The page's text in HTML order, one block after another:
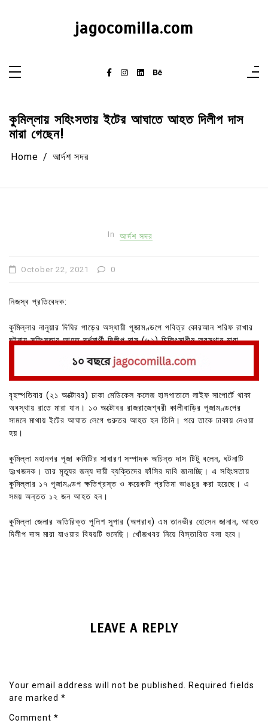
jagocomilla.com
কুমিল্লায় সহিংসতায় ইটের আঘাতে আহত দিলীপ দাস
মারা গেছেন!
Home আর্দশ সদর
In আর্দশ সদর
October 22, 2021 0
নিজস্ব প্রতিবেদক:
কুমিল্লার নানুয়ার দিঘির পাড়ের অস্থায়ী পূজামণ্ডপে পবিত্র কোরআন শরিফ রাখার
ঘটনায় সহিংসতায় আহত দর্শনার্থী দিলীপ দাস (৬২) চিকিৎসাধীন অবস্থান মারা
বৃহস্পতিবার (২১ অক্টোবর) ঢাকা মেডিকেল কলেজ হাসপাতালে লাইফ সাপোর্টে থাকা
অবস্থায় রাতে মারা যান। ১৩ অক্টোবর রাজরাজেশ্বরী কালীবাড়ির পূজামণ্ডপের
সামনে মাথায় ইটের আঘাত লেগে গুরুতর আহত হন তিনি। পরে তাকে ঢাকায় নেওয়া
হয়।
কুমিল্লা মহানগর পূজা কমিটির সাধারণ সম্পাদক অচিন্ত দাস টিটু বলেন, ঘটনাটি
দুঃখজনক। তার মৃত্যুর জন্য দায়ী ব্যক্তিদের ফাঁসির দাবি জানাচ্ছি। এ সহিংসতায়
কুমিল্লার ১৭ পূজামণ্ডপ ক্ষতিগ্রস্ত ও কয়েকটি প্রতিমা ভাঙচুর করা হয়েছে। এ
সময় অন্তত ১২ জন আহত হন।
কুমিল্লা জেলার অতিরিক্ত পুলিশ সুপার (অপরাধ) এম তানভীর হোসেন জানান, আহত
দিলীপ দাস মারা যাওয়ার বিষয়টি শুনেছি। খোঁজখবর নিয়ে বিস্তারিত বলা হবে।
LEAVE A REPLY
Your email address will not be published.
Required fields
are marked *
Comment *